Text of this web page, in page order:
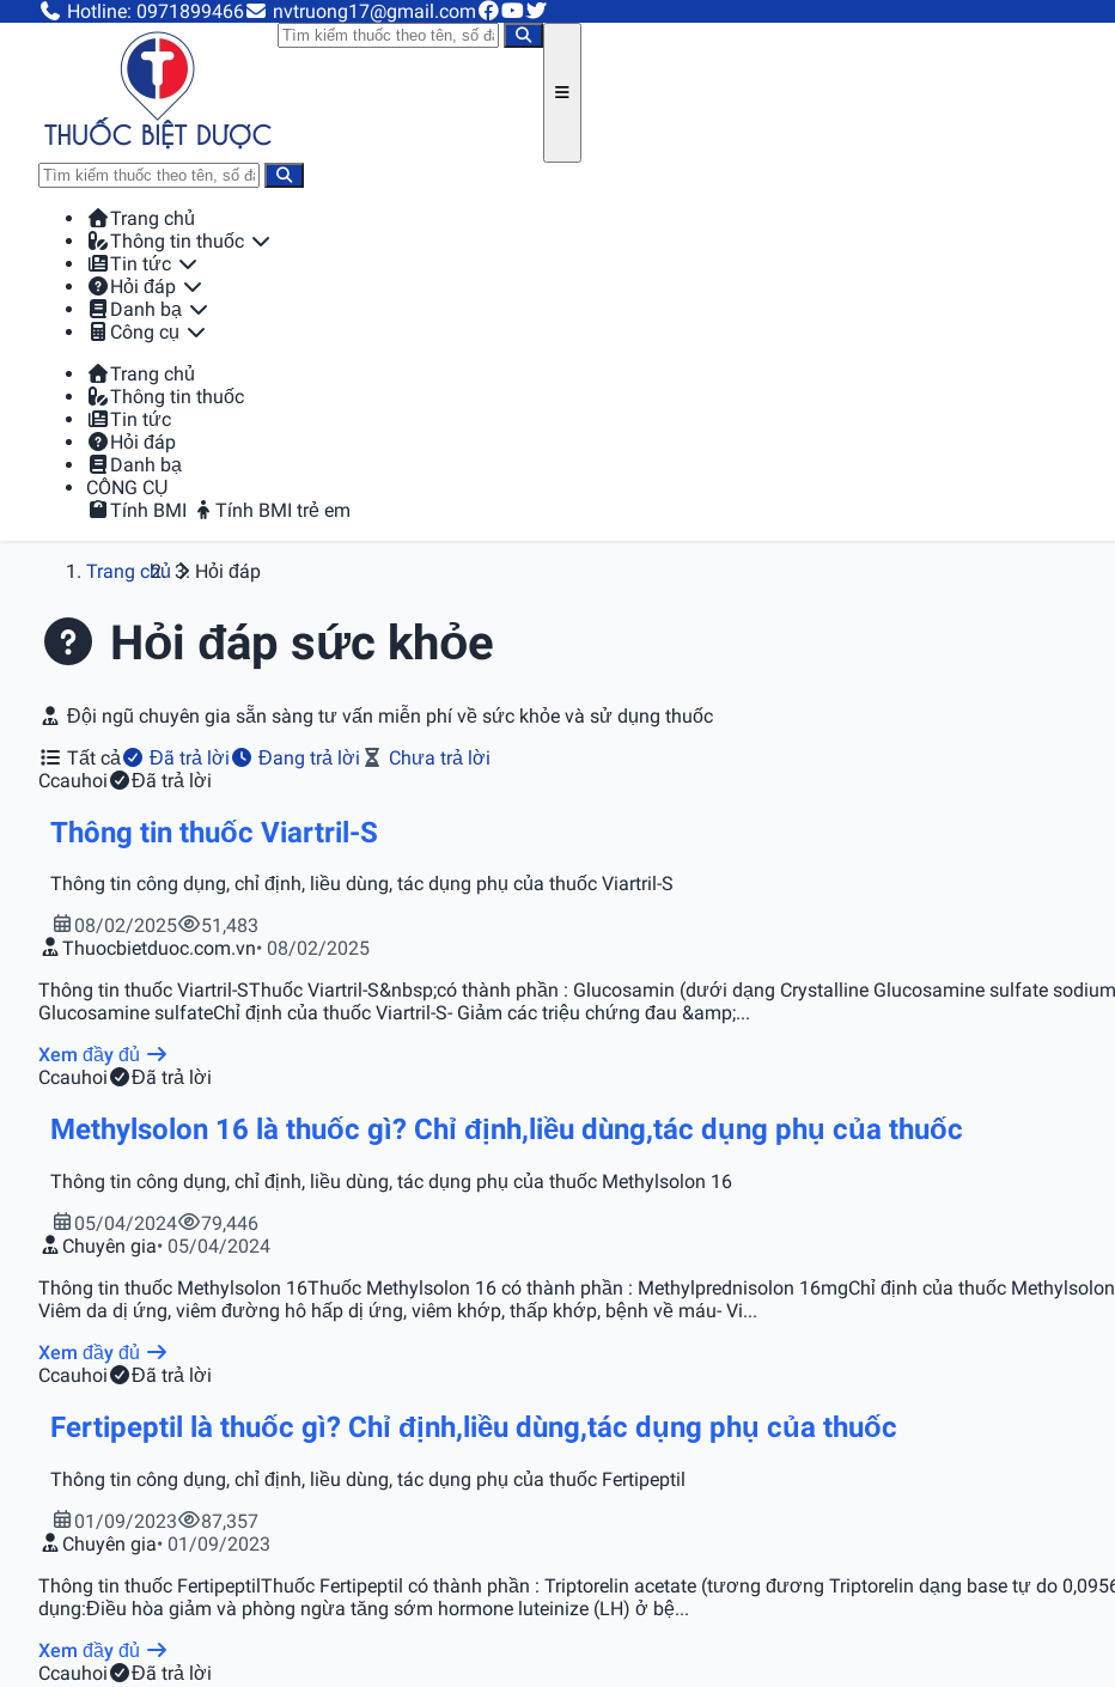
Hotline: 0971899466 nvtruong17@gmail.com
Trang chủ
Thông tin thuốc
Tin tức
Hỏi đáp
Danh bạ
Công cụ
Trang chủ
Thông tin thuốc
Tin tức
Hỏi đáp
Danh bạ
CÔNG CỤ
Tính BMI
Tính BMI trẻ em
Trang chủ Hỏi đáp
Hỏi đáp sức khỏe
Đội ngũ chuyên gia sẵn sàng tư vấn miễn phí về sức khỏe và sử dụng thuốc
Tất cả
Đã trả lời Đang trả lời
Chưa trả lời
Ccauhoi Đã trả lời
Thông tin thuốc Viartril-S
Thông tin công dụng, chỉ định, liều dùng, tác dụng phụ của thuốc Viartril-S
08/02/2025
51,483
Thuocbietduoc.com.vn• 08/02/2025
Thông tin thuốc Viartril-SThuốc Viartril-S&nbsp;có thành phần : Glucosamin (dưới dạng Crystalline Glucosamine sulfate
Glucosamine sulfateChỉ định của thuốc Viartril-S- Giảm các triệu chứng đau &amp;...
Xem đầy đủ
Ccauhoi Đã trả lời
Methylsolon 16 là thuốc gì? Chỉ định,liều dùng,tác dụng phụ của thuốc
Thông tin công dụng, chỉ định, liều dùng, tác dụng phụ của thuốc Methylsolon 16
05/04/2024
79,446
Chuyên gia• 05/04/2024
Thông tin thuốc Methylsolon 16Thuốc Methylsolon 16 có thành phần : Methylprednisolon 16mgChỉ định của thuốc
Viêm da dị ứng, viêm đường hô hấp dị ứng, viêm khớp, thấp khớp, bệnh về máu- Vi...
Xem đầy đủ
Ccauhoi Đã trả lời
Fertipeptil là thuốc gì? Chỉ định,liều dùng,tác dụng phụ của thuốc
Thông tin công dụng, chỉ định, liều dùng, tác dụng phụ của thuốc Fertipeptil
01/09/2023
87,357
Chuyên gia• 01/09/2023
Thông tin thuốc FertipeptilThuốc Fertipeptil có thành phần : Triptorelin acetate (tương đương Triptorelin dạng base tự do
dụng:Điều hòa giảm và phòng ngừa tăng sớm hormone luteinize (LH) ở bệ...
Xem đầy đủ
Ccauhoi Đã trả lời